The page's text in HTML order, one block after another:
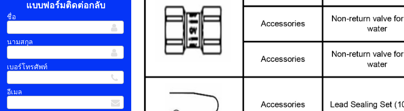
แบบฟอร์มติดต่อกลับ
ชื่อ
นามสกุล
เบอร์โทรศัพท์
อีเมล